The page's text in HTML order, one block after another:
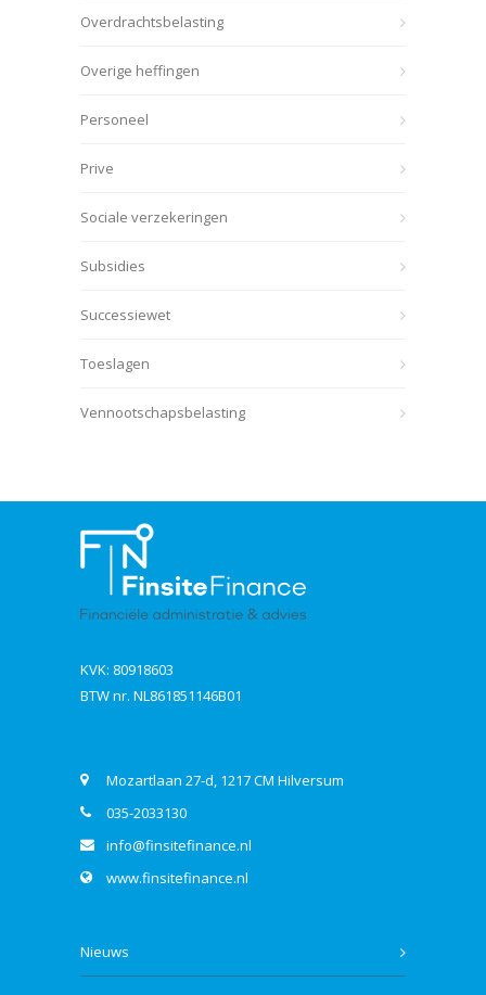
Overdrachtsbelasting
Overige heffingen
Personeel
Prive
Sociale verzekeringen
Subsidies
Successiewet
Toeslagen
Vennootschapsbelasting
KVK: 80918603
BTW nr. NL861851146B01
Mozartlaan 27-d, 1217 CM Hilversum
035-2033130
info@finsitefinance.nl
www.finsitefinance.nl
Nieuws